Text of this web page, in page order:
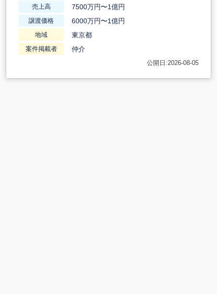
売上高 7500万円〜1億円
譲渡価格 6000万円〜1億円
地域 東京都
案件掲載者 仲介
公開日:2026-08-05